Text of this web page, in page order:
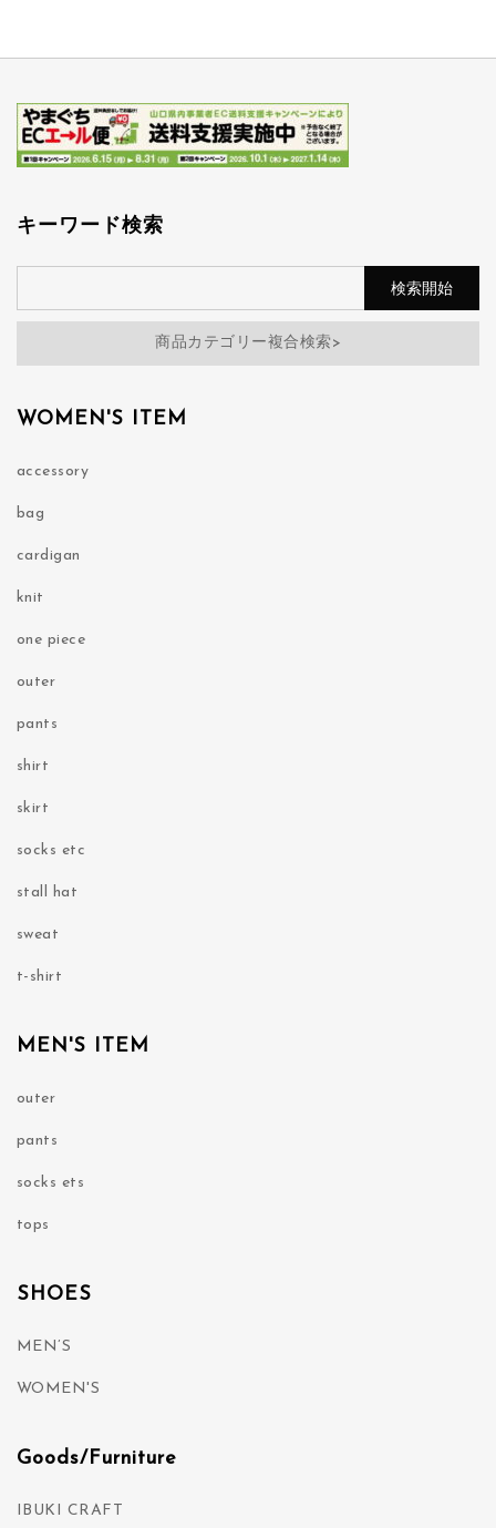
キーワード検索
商品カテゴリー複合検索>
WOMEN'S ITEM
accessory
bag
cardigan
knit
one piece
outer
pants
shirt
skirt
socks etc
stall hat
sweat
t-shirt
MEN'S ITEM
outer
pants
socks ets
tops
SHOES
MEN’S
WOMEN'S
Goods/Furniture
IBUKI CRAFT